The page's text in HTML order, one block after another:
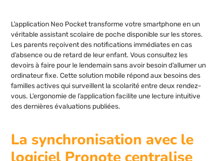
L’application Neo Pocket transforme votre smartphone en un
véritable assistant scolaire de poche disponible sur les stores.
Les parents reçoivent des notifications immédiates en cas
d’absence ou de retard de leur enfant. Vous consultez les
devoirs à faire pour le lendemain sans avoir besoin d’allumer un
ordinateur fixe. Cette solution mobile répond aux besoins des
familles actives qui surveillent la scolarité entre deux rendez-
vous. L’ergonomie de l’application facilite une lecture intuitive
des dernières évaluations publiées.
La synchronisation avec le